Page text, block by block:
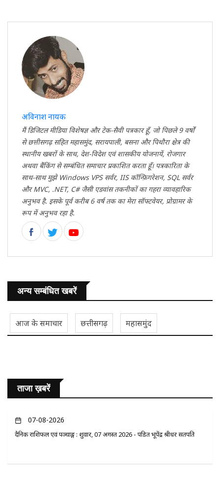
अविनाश नायक
मैं डिजिटल मीडिया विशेषज्ञ और टेक-सैवी पत्रकार हूँ, जो पिछले 9 वर्षों
से छत्तीसगढ़ सहित महासमुंद, सरायपाली, बसना और पिथौरा क्षेत्र की
स्थानीय खबरों के साथ, देश-विदेश एवं शासकीय योजनायें, रोजगार
अथवा बैंकिंग से सम्बंधित समाचार प्रकाशित करता हूँ। पत्रकारिता के
साथ-साथ मुझे Windows VPS सर्वर, IIS कॉन्फ़िगरेशन, SQL सर्वर
और MVC, .NET, C# जैसी एडवांस तकनीकों का गहरा व्यावहारिक
अनुभव है. इसके पूर्व करीब 6 वर्ष तक का मेरा सॉफ्टवेयर, प्रोग्रामर के
रूप में अनुभव रहा है.
अन्य सम्बंधित खबरें
आज के समाचार छत्तीसगढ़ महासमुंद
ताजा ख़बरें
07-08-2026
दैनिक राशिफल एवं पञ्चाङ्ग : शुक्रवार, 07 अगस्त 2026 - पंडित भूपेंद्र श्रीधर सतपति